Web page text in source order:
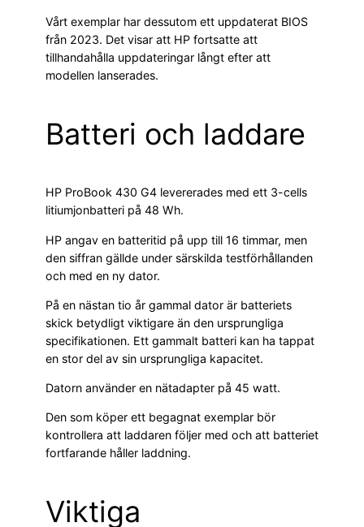
Vårt exemplar har dessutom ett uppdaterat BIOS
från 2023. Det visar att HP fortsatte att
tillhandahålla uppdateringar långt efter att
modellen lanserades.
Batteri och laddare
HP ProBook 430 G4 levererades med ett 3-cells
litiumjonbatteri på 48 Wh.
HP angav en batteritid på upp till 16 timmar, men
den siffran gällde under särskilda testförhållanden
och med en ny dator.
På en nästan tio år gammal dator är batteriets
skick betydligt viktigare än den ursprungliga
specifikationen. Ett gammalt batteri kan ha tappat
en stor del av sin ursprungliga kapacitet.
Datorn använder en nätadapter på 45 watt.
Den som köper ett begagnat exemplar bör
kontrollera att laddaren följer med och att batteriet
fortfarande håller laddning.
Viktiga